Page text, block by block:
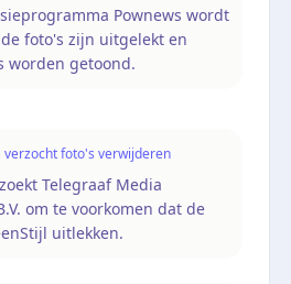
Pownews wordt
foto's zijn uitgelekt en
worden getoond.
verzocht foto's verwijderen
Telegraaf Media
om te voorkomen dat de
uitlekken.